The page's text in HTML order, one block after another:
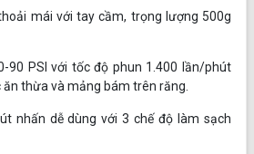
mái với tay cầm, trọng lượng 500g
90 PSI với tốc độ phun 1.400 lần/phút
ăn thừa và mảng bám trên răng.
nhấn dễ dùng với 3 chế độ làm sạch